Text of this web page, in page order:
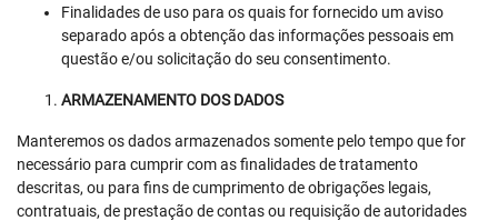
Finalidades de uso para os quais for fornecido um aviso
separado após a obtenção das informações pessoais em
questão e/ou solicitação do seu consentimento.
ARMAZENAMENTO DOS DADOS
Manteremos os dados armazenados somente pelo tempo que for
necessário para cumprir com as finalidades de tratamento
descritas, ou para fins de cumprimento de obrigações legais,
contratuais, de prestação de contas ou requisição de autoridades